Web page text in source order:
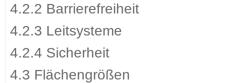
4.2.2 Barrierefreiheit
4.2.3 Leitsysteme
4.2.4 Sicherheit
4.3 Flächengrößen